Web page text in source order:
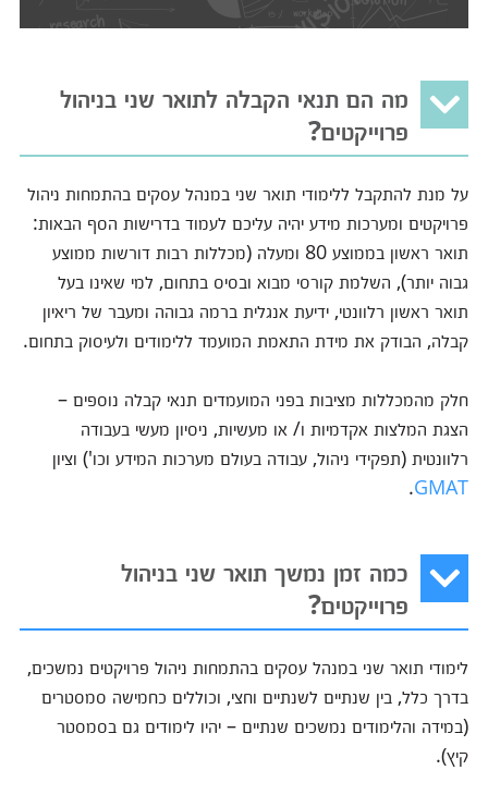
מה הם תנאי הקבלה לתואר שני בניהול
פרוייקטים?
על מנת להתקבל ללימודי תואר שני במנהל עסקים בהתמחות ניהול
פרויקטים ומערכות מידע יהיה עליכם לעמוד בדרישות הסף הבאות:
תואר ראשון בממוצע 80 ומעלה (מכללות רבות דורשות ממוצע
גבוה יותר), השלמת קורסי מבוא ובסיס בתחום, למי שאינו בעל
תואר ראשון רלוונטי, ידיעת אנגלית ברמה גבוהה ומעבר של ריאיון
קבלה, הבודק את מידת התאמת המועמד ללימודים ולעיסוק בתחום.
חלק מהמכללות מציבות בפני המועמדים תנאי קבלה נוספים –
הצגת המלצות אקדמיות ו/ או מעשיות, ניסיון מעשי בעבודה
רלוונטית (תפקידי ניהול, עבודה בעולם מערכות המידע וכו') וציון
GMAT
.
כמה זמן נמשך תואר שני בניהול
פרוייקטים?
לימודי תואר שני במנהל עסקים בהתמחות ניהול פרויקטים נמשכים,
בדרך כלל, בין שנתיים לשנתיים וחצי, וכוללים כחמישה סמסטרים
(במידה והלימודים נמשכים שנתיים – יהיו לימודים גם בסמסטר
קיץ).